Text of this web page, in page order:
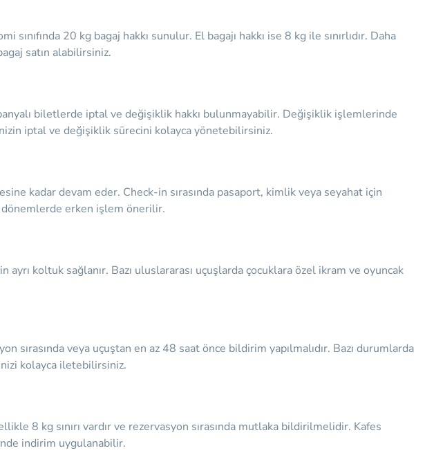
20 kg bagaj hakkı sunulur. El bagajı hakkı ise 8 kg ile sınırlıdır. Daha
satın alabilirsiniz.
biletlerde iptal ve değişiklik hakkı bulunmayabilir. Değişiklik işlemlerinde
iptal ve değişiklik sürecini kolayca yönetebilirsiniz.
kadar devam eder. Check-in sırasında pasaport, kimlik veya seyahat için
dönemlerde erken işlem önerilir.
koltuk sağlanır. Bazı uluslararası uçuşlarda çocuklara özel ikram ve oyuncak
veya uçuştan en az 48 saat önce bildirim yapılmalıdır. Bazı durumlarda
kolayca iletebilirsiniz.
8 kg sınırı vardır ve rezervasyon sırasında mutlaka bildirilmelidir. Kafes
indirim uygulanabilir.